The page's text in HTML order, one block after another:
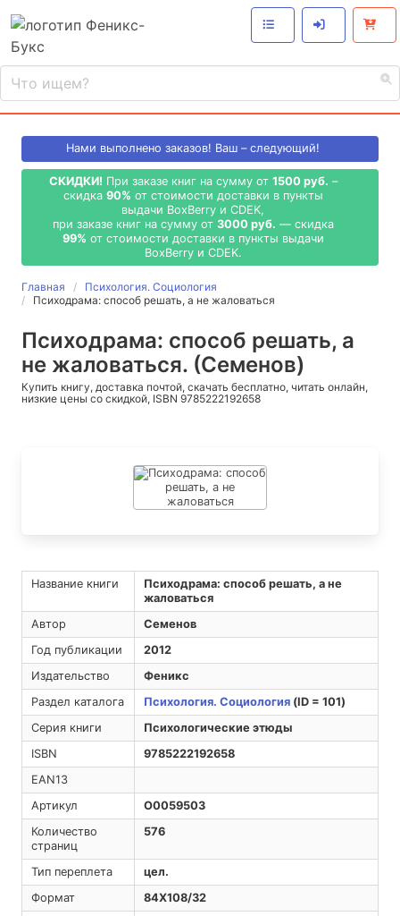
Нами выполнено заказов! Ваш – следующий!
СКИДКИ! При заказе книг на сумму от 1500 руб. –
скидка 90% от стоимости доставки в пункты
выдачи BoxBerry и CDEK,
при заказе книг на сумму от 3000 руб. — скидка
99% от стоимости доставки в пункты выдачи
BoxBerry и CDEK.
Главная
Психология. Социология
Психодрама: способ решать, а не жаловаться
Психодрама: способ решать, а
не жаловаться. (Семенов)
Купить книгу, доставка почтой, скачать бесплатно, читать онлайн,
низкие цены со скидкой, ISBN 9785222192658
Название книги
Психодрама: способ решать, а не
жаловаться
Автор
Семенов
Год публикации
2012
Издательство
Феникс
Раздел каталога
Психология. Социология(ID = 101)
Серия книги
Психологические этюды
ISBN
9785222192658
EAN13
Артикул
O0059503
Количество
страниц
576
Тип переплета
цел.
Формат
84Х108/32